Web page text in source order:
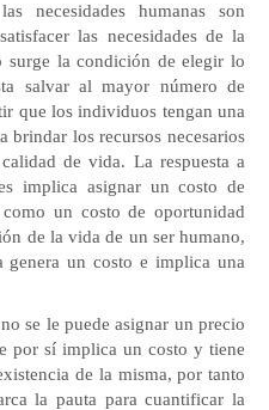
necesidades humanas son
las necesidades de la
la condición de elegir lo
salvar al mayor número de
que los individuos tengan una
brindar los recursos necesarios
de vida. La respuesta a
implica asignar un costo de
un costo de oportunidad
de la vida de un ser humano,
genera un costo e implica una
se le puede asignar un precio
por sí implica un costo y tiene
de la misma, por tanto
la pauta para cuantificar la